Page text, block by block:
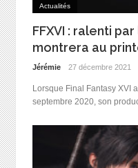
Actualités
FFXVI : ralenti
montrera au
Jérémie 27 décembre 2021
Lorsque Final Fantasy XVI
septembre 2020, son